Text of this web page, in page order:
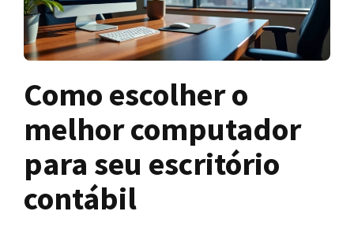
Como escolher o
melhor computador
para seu escritório
contábil